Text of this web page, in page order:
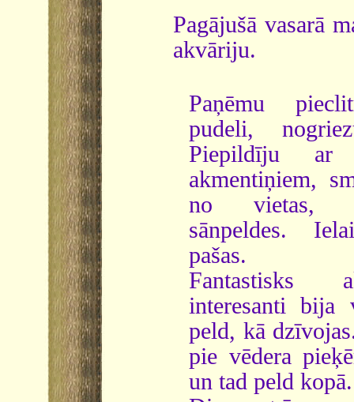
Pagājušā vasarā
akvāriju.
Paņēmu
pudeli,
Piepildīju ar
akmentiņiem,
no vietas,
sānpeldes.
pašas.
Fantastisks
interesanti bija
peld, kā
pie vēdera
un tad peld kopā.